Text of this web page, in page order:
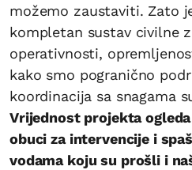
možemo zaustaviti. Zato
kompletan sustav civilne
operativnosti,
kako smo pogranično
koordinacija sa snagama
Vrijednost projekta
obuci za intervencije i
vodama koju su prošli i